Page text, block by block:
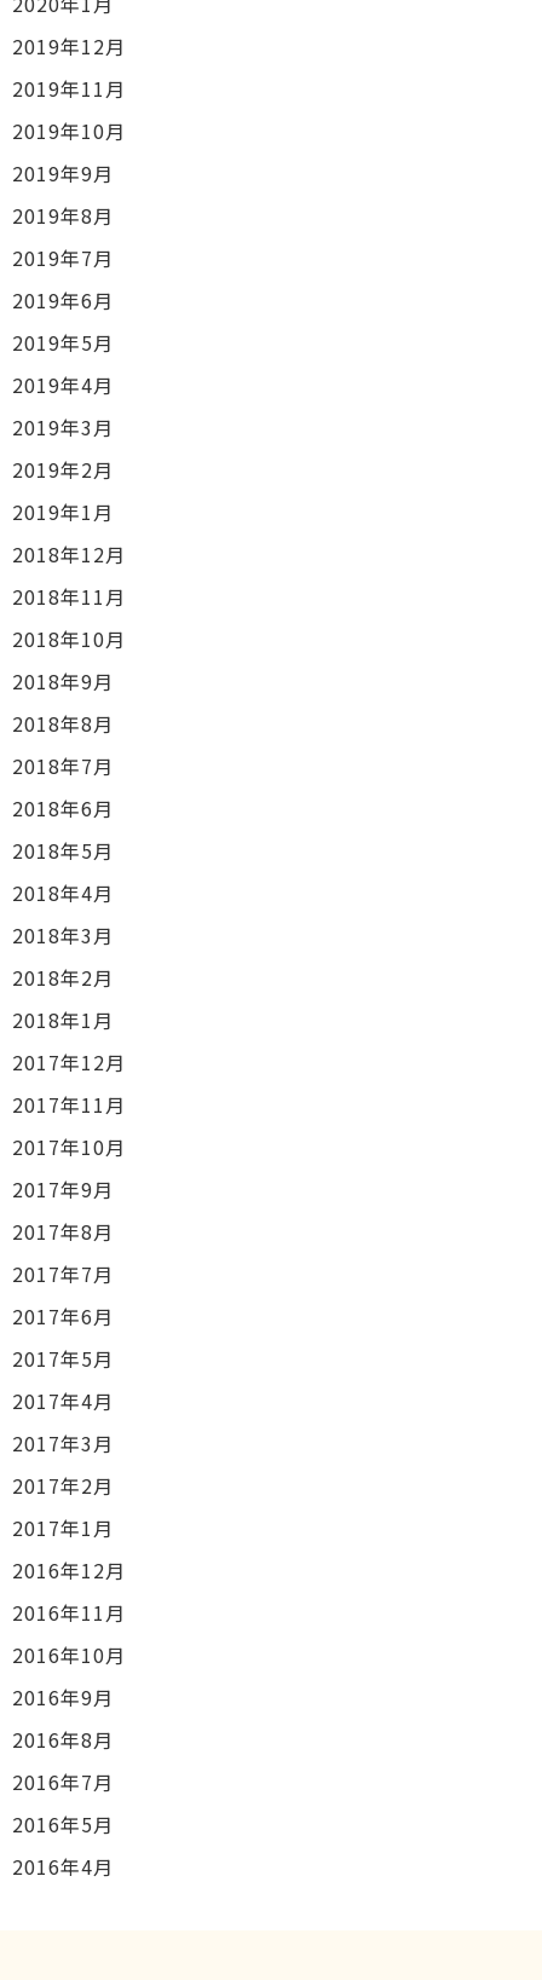
2019年12月
2019年11月
2019年10月
2019年9月
2019年8月
2019年7月
2019年6月
2019年5月
2019年4月
2019年3月
2019年2月
2019年1月
2018年12月
2018年11月
2018年10月
2018年9月
2018年8月
2018年7月
2018年6月
2018年5月
2018年4月
2018年3月
2018年2月
2018年1月
2017年12月
2017年11月
2017年10月
2017年9月
2017年8月
2017年7月
2017年6月
2017年5月
2017年4月
2017年3月
2017年2月
2017年1月
2016年12月
2016年11月
2016年10月
2016年9月
2016年8月
2016年7月
2016年5月
2016年4月